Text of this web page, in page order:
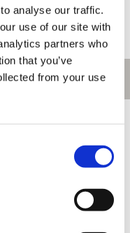
analyse our traffic.
use of our site with
partners who
that you’ve
from your use